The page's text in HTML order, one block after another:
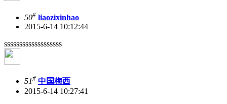
50# liaozixinhao
2015-6-14 10:12:44
sssssssssssssssssss
51# 中国梅西
2015-6-14 10:27:41